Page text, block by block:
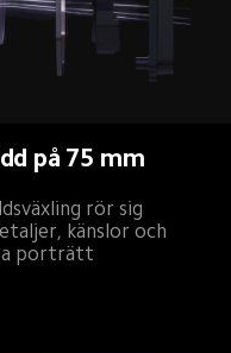
rör sig
du kan fånga alla
på dig, men